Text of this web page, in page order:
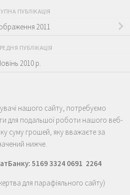
ПУБЛІКАЦІЯ
2011
ПУБЛІКАЦІЯ
2010 р.
нашого сайту, потребуємо
для подальшої роботи нашого веб-
суму грошей, яку вважаєте за
нижче.
5169 3324 0691 2264
для парафіяльного сайту)